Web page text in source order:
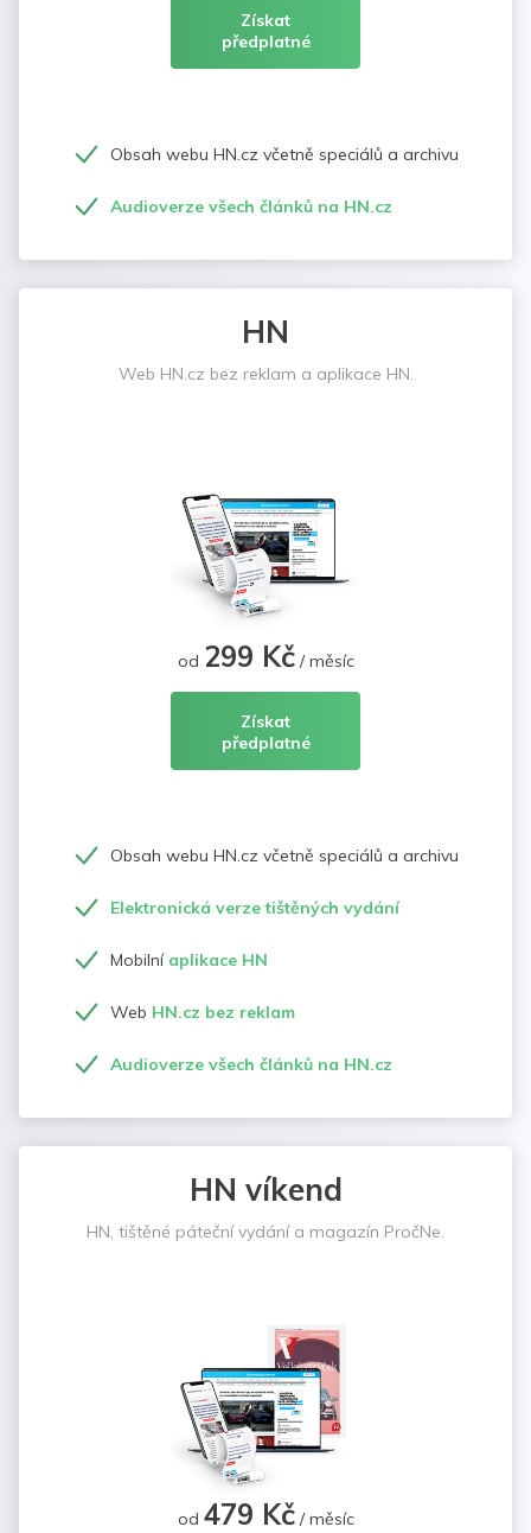
Získat
předplatné
Obsah webu HN.cz včetně speciálů a archivu
Audioverze všech článků na HN.cz
HN
Web HN.cz bez reklam a aplikace HN.
od 299 Kč/ měsíc
Získat
předplatné
Obsah webu HN.cz včetně speciálů a archivu
Elektronická verze tištěných vydání
Mobilní aplikace HN
Web HN.cz bez reklam
Audioverze všech článků na HN.cz
HN víkend
HN, tištěné páteční vydání a magazín PročNe.
od 479 Kč/ měsíc